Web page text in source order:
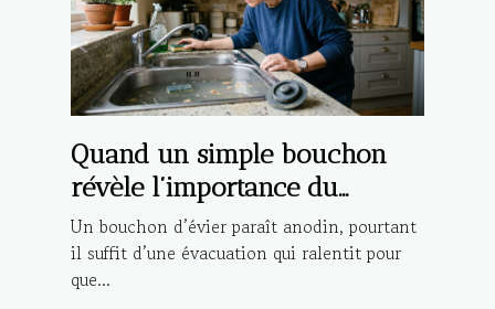
Quand un simple bouchon
révèle l’importance du
dépannage rapide
Un bouchon d’évier paraît anodin, pourtant
il suffit d’une évacuation qui ralentit pour
que...